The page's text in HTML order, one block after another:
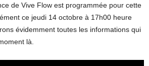
de Vive Flow est programmée pour cette
ce jeudi 14 octobre à 17h00 heure
évidemment toutes les informations qui
là.